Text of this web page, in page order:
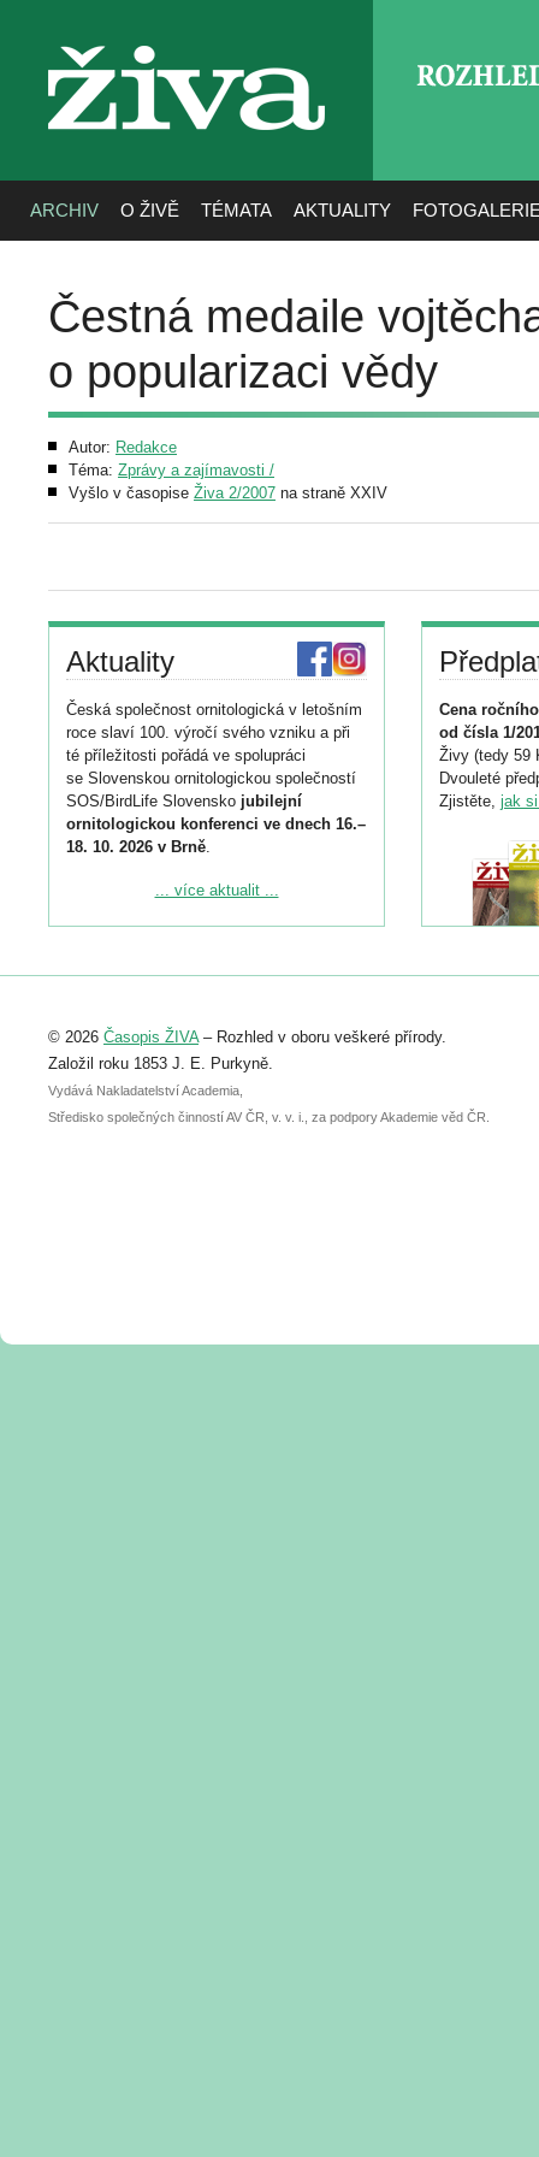
živa
ARCHIV O ŽIVĚ TÉMATA AKTUALITY
Čestná medaile
o popularizaci vědy
Autor: Redakce
Téma: Zprávy a zajímavosti /
Vyšlo v časopise Živa 2/2007 na straně XXIV
Aktuality
Česká společnost ornitologická v letošním
roce slaví 100. výročí svého vzniku a při
té příležitosti pořádá ve spolupráci
se Slovenskou ornitologickou společností
SOS/BirdLife Slovensko jubilejní
ornitologickou konferenci ve dnech 16.–
18. 10. 2026 v Brně.
Podrobnější informace ke konferenci
Registrovat se můžete do 6. září.
abstraktu přihlášené přednášky nebo
posteru je už 30. června.
... více aktualit ...
Cena
od čísla 1/
Živy (tedy 59
Dvouleté
Zjistěte, jak
© 2026 Časopis ŽIVA– Rozhled v oboru veškeré přírody.
Založil roku 1853 J. E. Purkyně.
Vydává Nakladatelství Academia,
Středisko společných činností AV ČR, v. v. i., za podpory Akademie věd ČR.